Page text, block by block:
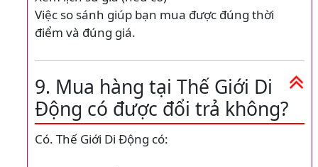
Việc so sánh giúp bạn mua được đúng thời
điểm và đúng giá.
9. Mua hàng tại Thế Giới Di
Động có được đổi trả không?
Có. Thế Giới Di Động có: